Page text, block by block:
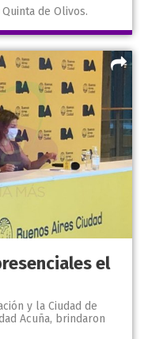
de Olivos.
el
y la Ciudad de
Acuña, brindaron